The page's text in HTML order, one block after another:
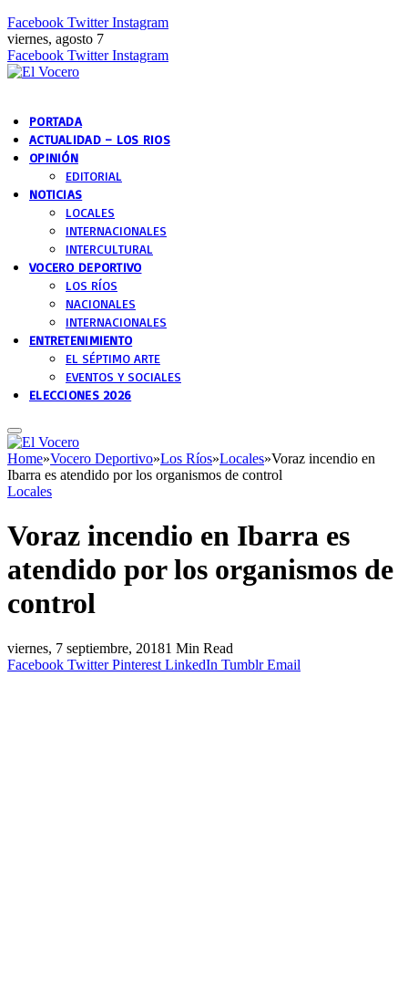
Facebook Twitter Instagram
viernes, agosto 7
Facebook Twitter Instagram
PORTADA
ACTUALIDAD – LOS RIOS
OPINIÓN
EDITORIAL
NOTICIAS
LOCALES
INTERNACIONALES
INTERCULTURAL
VOCERO DEPORTIVO
LOS RÍOS
NACIONALES
INTERNACIONALES
ENTRETENIMIENTO
EL SÉPTIMO ARTE
EVENTOS Y SOCIALES
ELECCIONES 2026
Home»Vocero Deportivo»Los Ríos»Locales»Voraz incendio en
Ibarra es atendido por los organismos de control
Locales
Voraz incendio en Ibarra es
atendido por los organismos de
control
viernes, 7 septiembre, 20181 Min Read
Facebook Twitter Pinterest LinkedIn Tumblr Email